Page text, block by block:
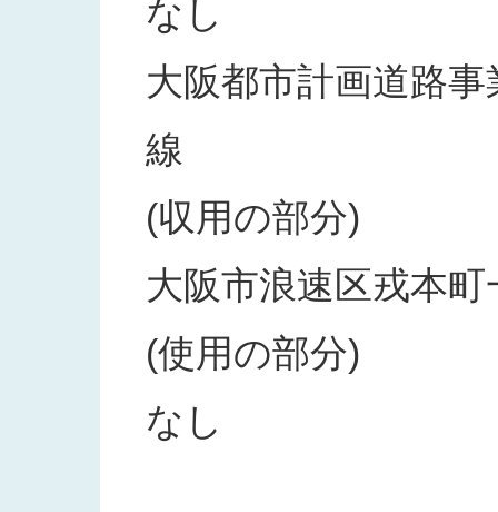
なし
大阪都市計画道路
線
(収用の部分)
大阪市浪速区戎本
(使用の部分)
なし